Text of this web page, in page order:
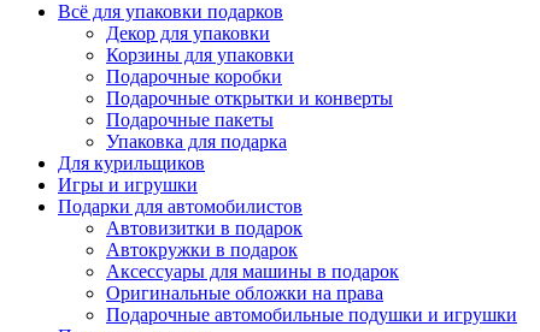
Всё для упаковки подарков
Декор для упаковки
Корзины для упаковки
Подарочные коробки
Подарочные открытки и конверты
Подарочные пакеты
Упаковка для подарка
Для курильщиков
Игры и игрушки
Подарки для автомобилистов
Автовизитки в подарок
Автокружки в подарок
Аксессуары для машины в подарок
Оригинальные обложки на права
Подарочные автомобильные подушки и игрушки